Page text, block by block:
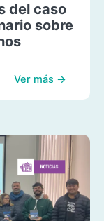
del caso
sobre
Ver más →